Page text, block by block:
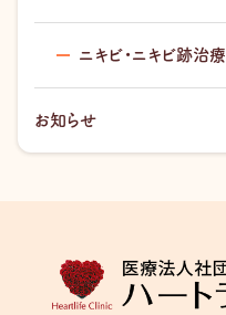
ニキビ・ニキビ跡治療
お知らせ